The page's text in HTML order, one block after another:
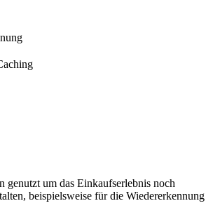
genutzt um das Einkaufserlebnis noch
beispielsweise für die Wiedererkennung